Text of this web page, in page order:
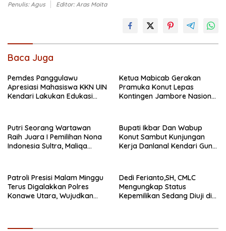
Penulis: Agus Editor: Aras Moita
Baca Juga
Pemdes Panggulawu
Apresiasi Mahasiswa KKN UIN
Kendari Lakukan Edukasi
Ketua Mabicab Gerakan
Pramuka Konut Lepas
Kontingen Jambore Nasional
Putri Seorang Wartawan
‎Raih Juara I Pemilihan Nona
Indonesia Sultra, Maliqa
Pada Pemilihan NONA
Indonesia
Bupati Ikbar Dan Wabup
Konut Sambut Kunjungan
Kerja Danlanal Kendari Guna
Patroli Presisi Malam Minggu
Terus Digalakkan Polres
Konawe Utara, Wujudkan
Dedi Ferianto,SH, CMLC
Mengungkap Status
Kepemilikan Sedang Diuji di